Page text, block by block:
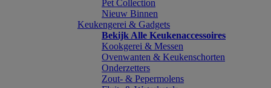
Pet Collection
Nieuw Binnen
Keukengerei & Gadgets
Bekijk Alle Keukenaccessoires
Kookgerei & Messen
Ovenwanten & Keukenschorten
Onderzetters
Zout- & Pepermolens